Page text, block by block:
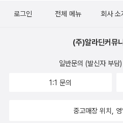
7. 3번 이상 반복해서 완독한 책은?
었다.언젠간 읽어버린 시간을 찾아
동물기를 너무나 사랑했다. 5학년
튼동물기를 안 읽은 적이 없다.지금
읽어야징.9. 지금까지 읽은 책 가운
실패한 과학이었지만 성공한 시학(
공기와 흙을 질료로 삼은 것이다. 엠
상정했던 것을 바슐라르는 모든 사
원과 같은 것이며, 시 또는 예술은 자
르 시학의) 주관적인 상상력이나 자
로그인 전체 메뉴 회사 소
(주)알라딘커뮤
일반문의 (발신자 부담)
1:1 문의
중고매장 위치,